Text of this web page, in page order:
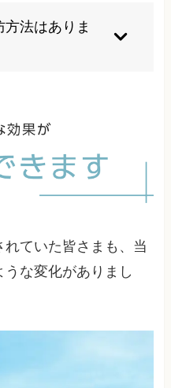
があり、根本的な原
の生活習慣の改善が
本改善を目指した施
法はありま
イメントを整える運
長時間の同一姿勢を
意することも大切で
ていた皆さまも、当
な変化がありまし